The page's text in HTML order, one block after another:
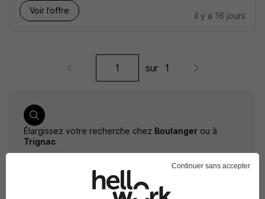
Voir l’offre
il y a 16 jours
sur 1
Élargissez votre recherche chez Boulanger ou à
Trignac
Emploi Trignac
Entreprise Trignac
Continuer sans accepter